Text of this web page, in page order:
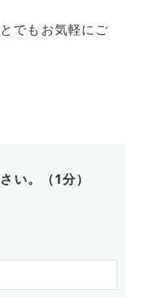
でもお気軽にご
い。（1分）